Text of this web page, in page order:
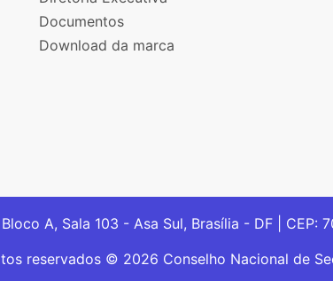
Documentos
Download da marca
A, Sala 103 - Asa Sul, Brasília - DF | CEP:
reservados © 2026 Conselho Nacional de